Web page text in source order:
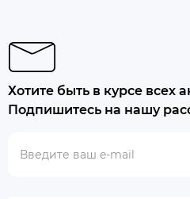
Хотите быть в курсе всех
Подпишитесь на нашу